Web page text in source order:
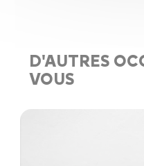
D'AUTRES
VOUS